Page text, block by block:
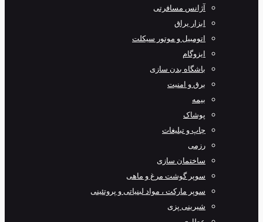
آژانس مسافرتی
ابزار یراق
اتومبیل و موتور سیکلت
ایزوگام
باشگاه بدن سازی
برق و امنیت
بیمه
پوشاک
چاپ و تبلیغات
رزمی
ساختمان سازی
سوپر گوشت مرغ و ماهی
سوپر مارکت ، مواد لبنیاتی و پروتئینی
شیرینی پزی